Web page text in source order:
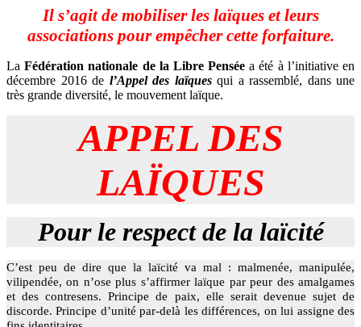
Il s’agit de mobiliser les laïques et leurs
associations pour empêcher cette forfaiture.
LaFédération nationale de la Libre Pensée a été à l’initiative en
décembre 2016 de l’Appel des laïquesqui a rassemblé, dans une
très grande diversité, le mouvement laïque.
APPEL DES
LAÏQUES
Pour le respect de la laïcité
C’est peu de dire que la laïcité va mal : malmenée, manipulée,
vilipendée, on n’ose plus s’affirmer laïque par peur des amalgames
et des contresens. Principe de paix, elle serait devenue sujet de
discorde. Principe d’unité par-delà les différences, on lui assigne des